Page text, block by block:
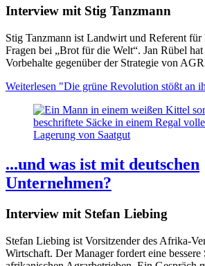
Interview mit Stig Tanzmann
Stig Tanzmann ist Landwirt und Referent
Fragen bei „Brot für die Welt“. Jan Rübel
Vorbehalte gegenüber der Strategie von
Weiterlesen "Die grüne Revolution stößt an
Lagerung von Saatgut
...und was ist mit deutschen
Unternehmen?
Interview mit Stefan Liebing
Stefan Liebing ist Vorsitzender des Afrika-
Wirtschaft. Der Manager fordert eine